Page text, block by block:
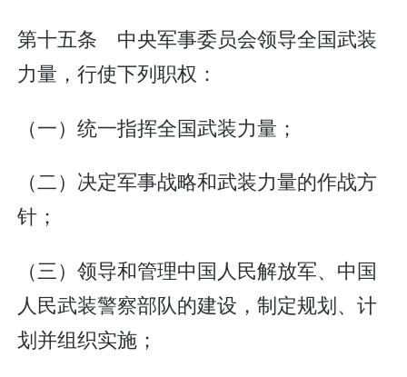
第十五条 中央军事委员会领导全国武装
力量，行使下列职权：
（一）统一指挥全国武装力量；
（二）决定军事战略和武装力量的作战方
针；
（三）领导和管理中国人民解放军、中国
人民武装警察部队的建设，制定规划、计
划并组织实施；